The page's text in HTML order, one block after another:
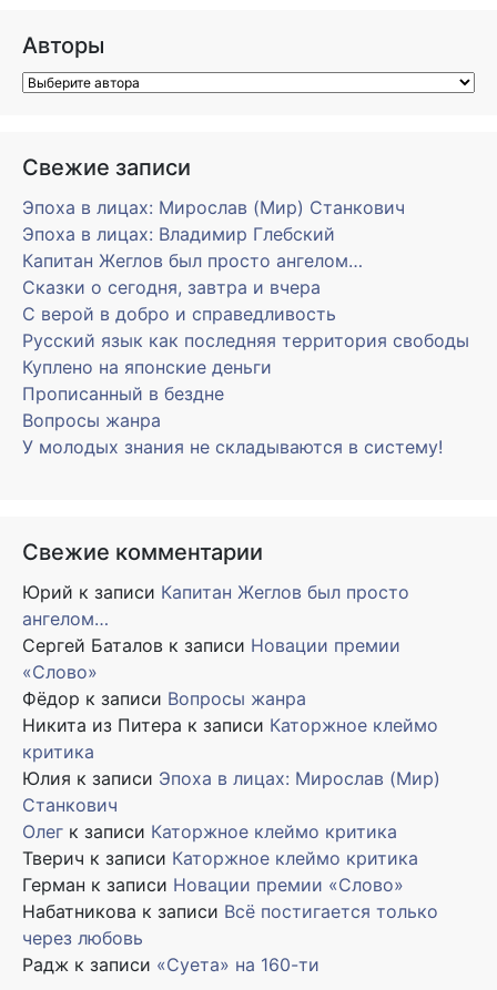
Авторы
Свежие записи
Эпоха в лицах: Мирослав (Мир) Станкович
Эпоха в лицах: Владимир Глебский
Капитан Жеглов был просто ангелом…
Сказки о сегодня, завтра и вчера
С верой в добро и справедливость
Русский язык как последняя территория свободы
Куплено на японские деньги
Прописанный в бездне
Вопросы жанра
У молодых знания не складываются в систему!
Свежие комментарии
Юрий к записи Капитан Жеглов был просто
ангелом…
Сергей Баталов к записи Новации премии
«Слово»
Фёдор к записи Вопросы жанра
Никита из Питера к записи Каторжное клеймо
критика
Юлия к записи Эпоха в лицах: Мирослав (Мир)
Станкович
Олег к записи Каторжное клеймо критика
Тверич к записи Каторжное клеймо критика
Герман к записи Новации премии «Слово»
Набатникова к записи Всё постигается только
через любовь
Радж к записи «Суета» на 160-ти